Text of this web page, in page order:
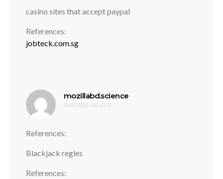
casino sites that accept paypal
References:
jobteck.com.sg
mozillabd.science
15/01/2026 ÀS 23:17
References:
Blackjack regles
References: